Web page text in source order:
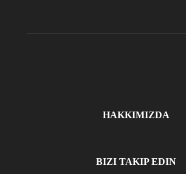
HAKKIMIZDA
BIZI TAKIP EDIN